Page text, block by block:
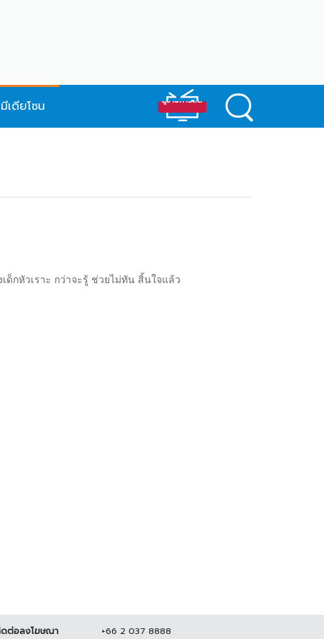
มีเดียโซน
กหัวเราะ กว่าจะรู้ ช่วยไม่ทัน สิ้นใจแล้ว
ต่อลงโฆษณา
+66 2 037 8888